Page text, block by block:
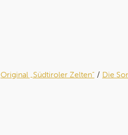
Original „Südtiroler Zelten“ Die